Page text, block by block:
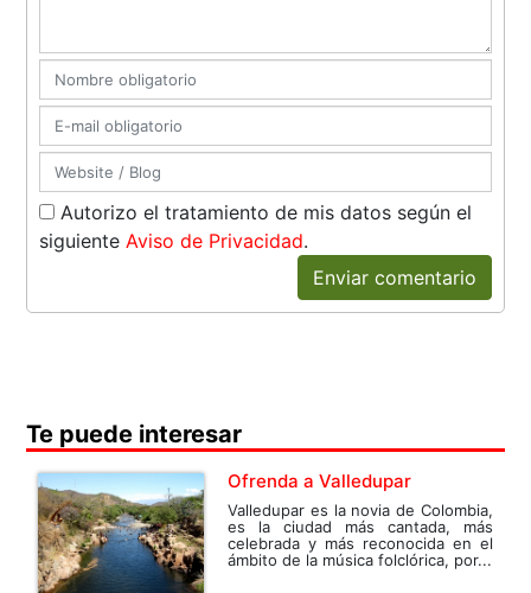
Autorizo el tratamiento de mis datos según el
siguiente Aviso de Privacidad.
Enviar comentario
Te puede interesar
Ofrenda a Valledupar
Valledupar es la novia de Colombia,
es la ciudad más cantada, más
celebrada y más reconocida en el
ámbito de la música folclórica, por...